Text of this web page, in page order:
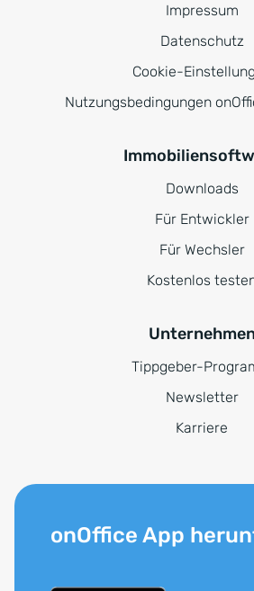
Impressum
Datenschutz
Cookie-
Nutzungsbedingungen
Downloads
Für Entwickler
Für Wechsler
Kostenlos
Tippgeber-
Newsletter
Karriere
onOffice App